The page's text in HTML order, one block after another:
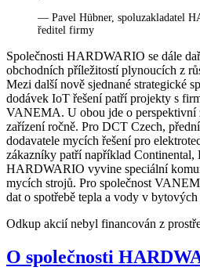
— Pavel Hübner, spoluzakladatel
ředitel firmy
Společnosti HARDWARIO se dále
obchodních příležitostí plynoucích z
Mezi další nově sjednané strategické
dodávek IoT řešení patří projekty s
VANEMA. U obou jde o perspektivní
zařízení ročně. Pro DCT Czech,
dodavatele mycích řešení pro
zákazníky patří například
HARDWARIO vyvine speciální
mycích strojů. Pro společnost
dat o spotřebě tepla a vody v bytových
Odkup akcií nebyl financován z
O společnosti